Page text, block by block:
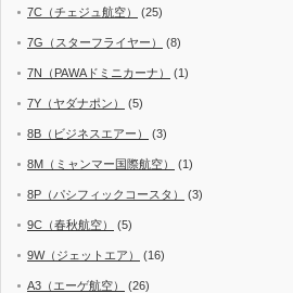
7C（チェジュ航空） (25)
7G（スターフライヤー） (8)
7N（PAWAドミニカーナ） (1)
7Y（ヤダナポン） (5)
8B（ビジネスエアー） (3)
8M（ミャンマー国際航空） (1)
8P（パシフィックコースタ） (3)
9C（春秋航空） (5)
9W（ジェットエア） (16)
A3（エーゲ航空） (26)